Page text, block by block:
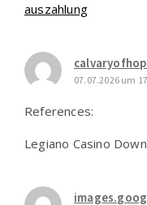
auszahlung
07.07.2026 um
References:
Legiano Casino